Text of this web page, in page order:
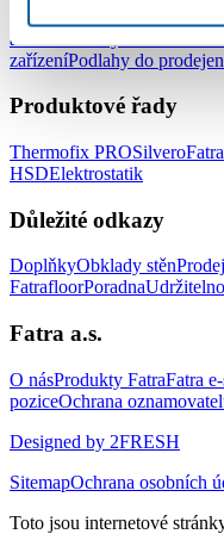
a zdravotnických zařízení
zařízeníPodlahy do prodejen
Produktové řady
Thermofix PROSilvero
HSDElektrostatik
Důležité odkazy
DoplňkyObklady stěn
FatrafloorPoradna
Fatra a.s.
O násProdukty FatraFatra
poziceOchrana
Designed by 2FRESH
SitemapOchrana osobních
Toto jsou internetové